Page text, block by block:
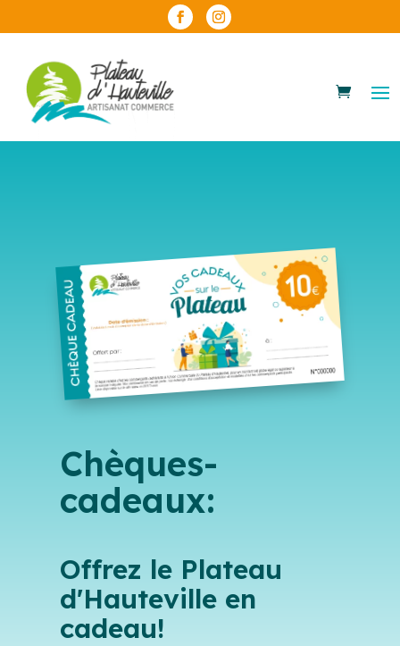
Chèques-
cadeaux:
Offrez le Plateau
d'Hauteville en
cadeau!